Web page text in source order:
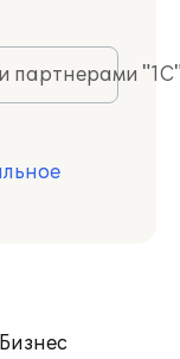
партнерами